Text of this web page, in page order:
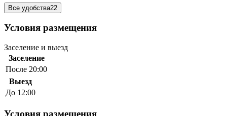
Все удобства22
Условия размещения
Заселение и выезд
Заселение
После 20:00
Выезд
До 12:00
Условия размещения